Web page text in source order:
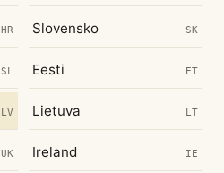
HR Slovensko SK
SL Eesti ET
LV Lietuva LT
UK Ireland IE